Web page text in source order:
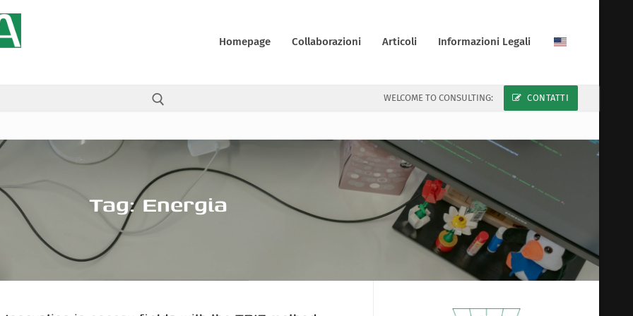
Homepage Collaborazioni Articoli Informazioni Legali
WELCOME TO CONSULTING: CONTATTI
Tag:Energia